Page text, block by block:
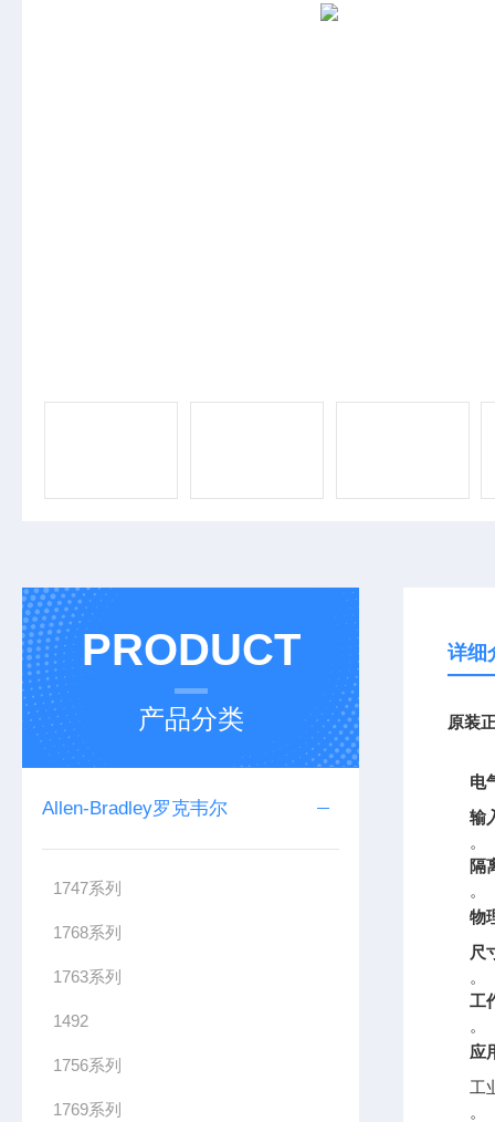
PRODUCT
产品分类
Allen-Bradley罗克韦尔
1747系列
1768系列
1763系列
1492
1756系列
1769系列
详细
原装
电
输
。
隔
。
物
尺
。
工
。
应
工
。